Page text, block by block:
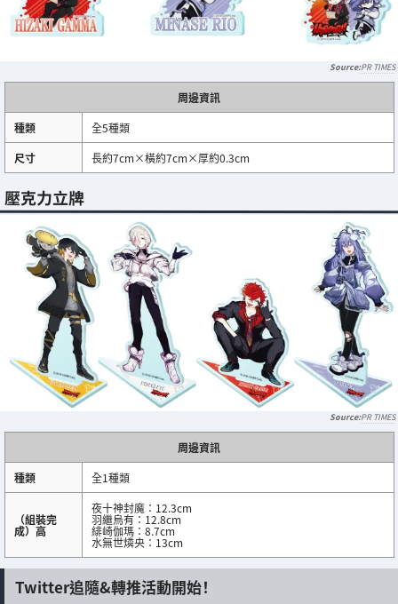
PR TIMES
周邊資訊
種類
全5種類
尺寸
長約7cm×橫約7cm×厚約0.3cm
壓克力立牌
PR TIMES
周邊資訊
種類
全1種類
（組裝完
成）高
夜十神封魔：12.3cm
羽繼烏有：12.8cm
緋崎伽瑪：8.7cm
水無世燐央：13cm
Twitter追隨&轉推活動開始！